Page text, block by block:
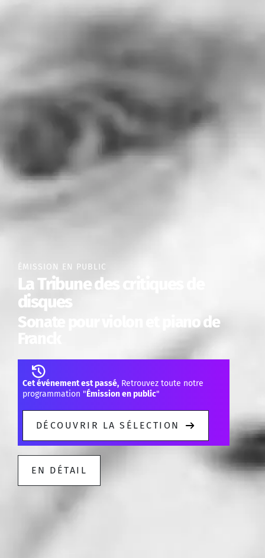
ÉMISSION EN PUBLIC
La Tribune des critiques de
disques
Sonate pour violon et piano de
Cet événement est passé, Retrouvez toute notre
programmation "Émission en public"
DÉCOUVRIR LA SÉLECTION
EN DÉTAIL